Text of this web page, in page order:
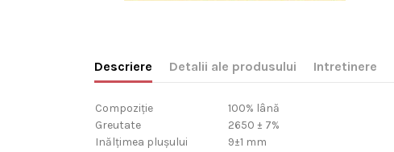
Descriere Detalii ale produsului Intretinere
Compoziție
100% lână
Greutate
2650 ± 7%
Inălțimea plușului
9±1 mm